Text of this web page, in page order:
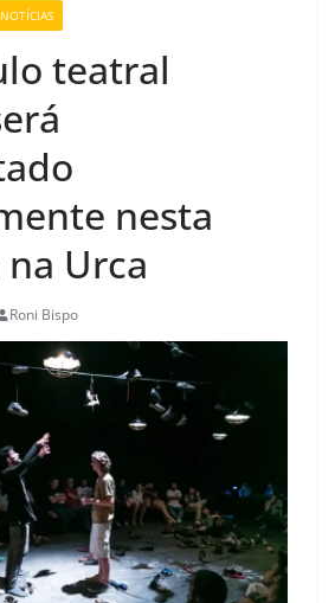
NOTÍCIAS
teatral
nesta
Urca
Roni Bispo